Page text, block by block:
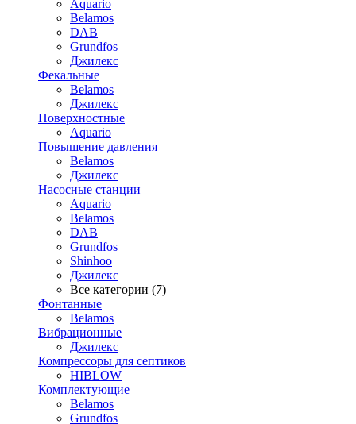
Aquario
Belamos
DAB
Grundfos
Джилекс
Фекальные
Belamos
Джилекс
Поверхностные
Aquario
Повышение давления
Belamos
Джилекс
Насосные станции
Aquario
Belamos
DAB
Grundfos
Shinhoo
Джилекс
Все категории (7)
Фонтанные
Belamos
Вибрационные
Джилекс
Компрессоры для септиков
HIBLOW
Комплектующие
Belamos
Grundfos